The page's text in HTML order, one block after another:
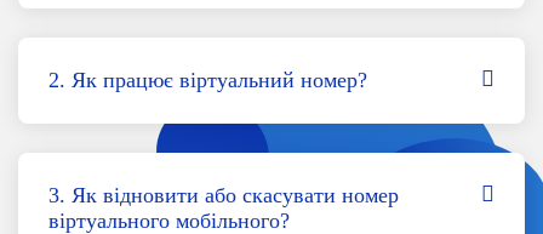
2. Як працює віртуальний номер?
3. Як відновити або скасувати номер
віртуального мобільного?